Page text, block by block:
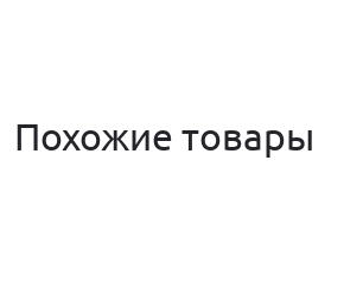
Похожие товары